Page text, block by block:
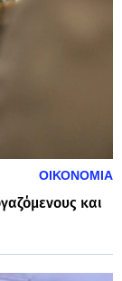
ΟΙΚΟΝΟΜΙΑ
και